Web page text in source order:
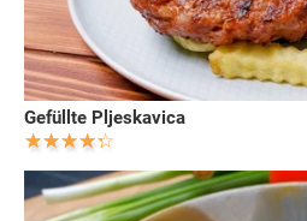
Gefüllte Pljeskavica